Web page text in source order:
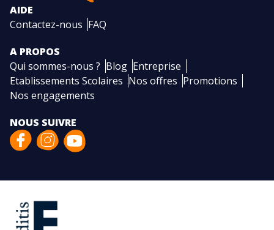
AIDE
Contactez-nous FAQ
A PROPOS
Qui sommes-nous ? Blog Entreprise
Etablissements Scolaires Nos offres Promotions
Nos engagements
NOUS SUIVRE